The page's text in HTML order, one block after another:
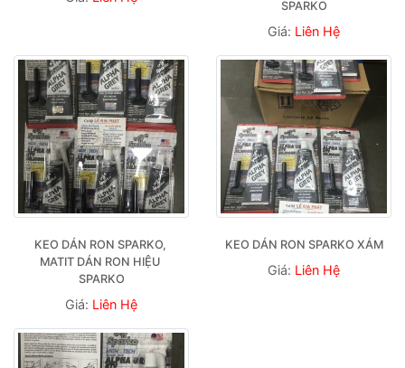
SPARKO
Giá: Liên Hệ
KEO DÁN RON SPARKO,
MATIT DÁN RON HIỆU
SPARKO
Giá: Liên Hệ
KEO DÁN RON SPARKO XÁM
Giá: Liên Hệ